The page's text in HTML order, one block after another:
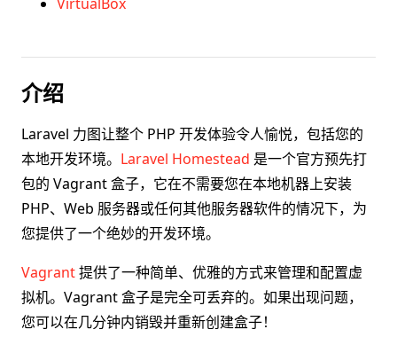
介绍
Laravel 力图让整个 PHP 开发体验令人愉悦，包括您的
本地开发环境。 Laravel Homestead 是一个官方预先打
包的 Vagrant 盒子，它在不需要您在本地机器上安装
PHP、Web 服务器或任何其他服务器软件的情况下，为
您提供了一个绝妙的开发环境。
Vagrant提供了一种简单、优雅的方式来管理和配置虚
拟机。Vagrant 盒子是完全可丢弃的。如果出现问题，
您可以在几分钟内销毁并重新创建盒子！